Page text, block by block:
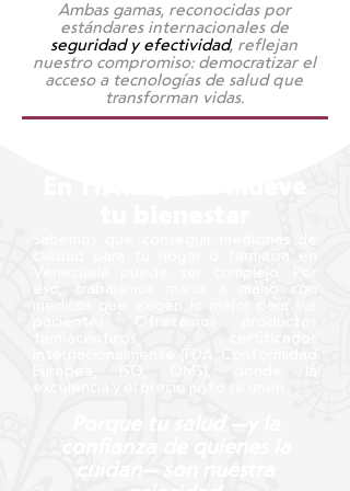
Ambas gamas, reconocidas por
estándares internacionales de
seguridad y efectividad, reflejan
nuestro compromiso: democratizar el
acceso a tecnologías de salud que
transforman vidas.